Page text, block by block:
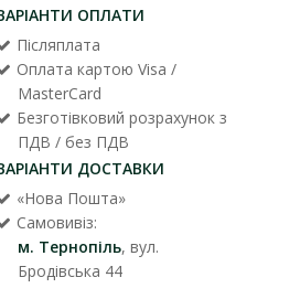
ОПЛАТИ
Післяплата
Оплата картою Visa /
MasterCard
Безготівковий розрахунок з
ПДВ / без ПДВ
ДОСТАВКИ
«Нова Пошта»
Самовивіз:
м. Тернопіль, вул.
Бродівська 44